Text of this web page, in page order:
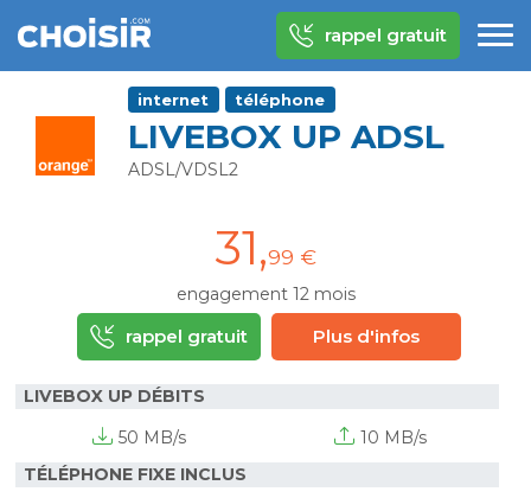
rappel gratuit
internet téléphone
LIVEBOX UP ADSL
ADSL/VDSL2
31,99 €
engagement 12 mois
rappel gratuit Plus d'infos
LIVEBOX UP DÉBITS
50 MB/s
10 MB/s
TÉLÉPHONE FIXE INCLUS